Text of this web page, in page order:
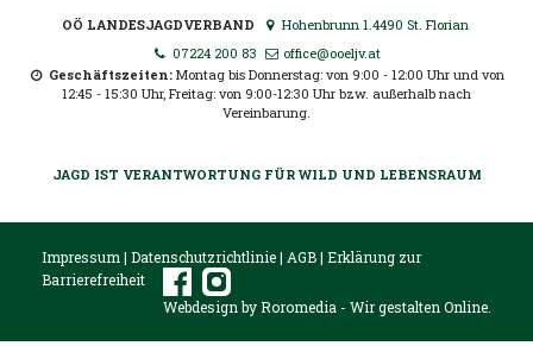
OÖ LANDESJAGDVERBAND
Hohenbrunn 1.4490 St. Florian
07224 200 83
office@ooeljv.at
Geschäftszeiten: Montag bis Donnerstag: von 9:00 - 12:00 Uhr und von
12:45 - 15:30 Uhr, Freitag: von 9:00-12:30 Uhr bzw. außerhalb nach
Vereinbarung.
JAGD IST VERANTWORTUNG FÜR WILD UND LEBENSRAUM
Impressum | Datenschutzrichtlinie| AGB| Erklärung zur
Barrierefreiheit
Webdesign byRoromedia - Wir gestalten Online.